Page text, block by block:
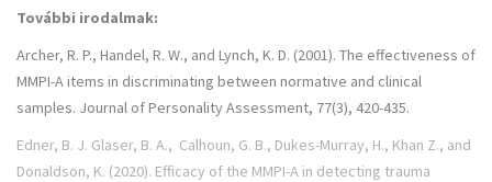
További irodalmak:
Archer, R. P., Handel, R. W., and Lynch, K. D. (2001). The effectiveness of
MMPI-A items in discriminating between normative and clinical
samples. Journal of Personality Assessment, 77(3), 420-435.
Edner, B. J. Glaser, B. A., Calhoun, G. B., Dukes-Murray, H., Khan Z., and
Donaldson, K. (2020). Efficacy of the MMPI-A in detecting trauma